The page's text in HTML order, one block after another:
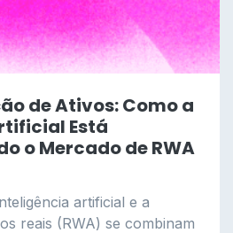
de Ativos: Como a
Está
o Mercado de RWA
artificial e a
reais (RWA) se combinam